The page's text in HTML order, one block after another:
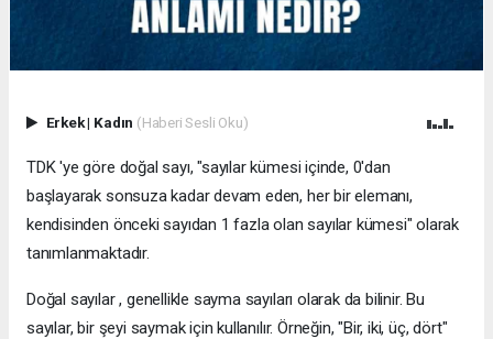
Erkek| Kadın (Haberi Sesli Oku)
TDK 'ye göre doğal sayı, "sayılar kümesi içinde, 0'dan
başlayarak sonsuza kadar devam eden, her bir elemanı,
kendisinden önceki sayıdan 1 fazla olan sayılar kümesi" olarak
tanımlanmaktadır.
Doğal sayılar , genellikle sayma sayıları olarak da bilinir. Bu
sayılar, bir şeyi saymak için kullanılır. Örneğin, "Bir, iki, üç, dört"